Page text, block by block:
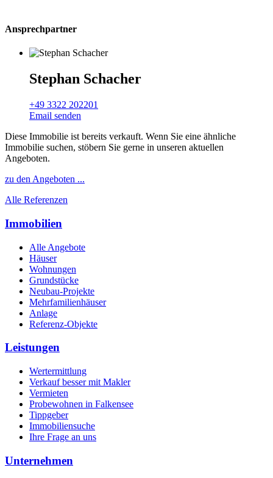
Ansprechpartner
Stephan Schacher
+49 3322 202201
Email senden
Diese Immobilie ist bereits verkauft. Wenn Sie eine ähnliche
Immobilie suchen, stöbern Sie gerne in unseren aktuellen
Angeboten.
zu den Angeboten ...
Alle Referenzen
Immobilien
Alle Angebote
Häuser
Wohnungen
Grundstücke
Neubau-Projekte
Mehrfamilienhäuser
Anlage
Referenz-Objekte
Leistungen
Wertermittlung
Verkauf besser mit Makler
Vermieten
Probewohnen in Falkensee
Tippgeber
Immobiliensuche
Ihre Frage an uns
Unternehmen